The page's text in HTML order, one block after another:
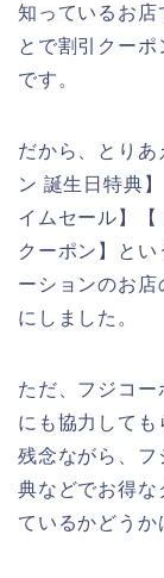
知っているお店
とで割引クー
です。
だから、とりあ
ン 誕生日特典
イムセール】【
クーポン】と
ーションのお店
にしました。
ただ、フジコ
にも協力しても
残念ながら、フ
典などでお得な
ているかどうか